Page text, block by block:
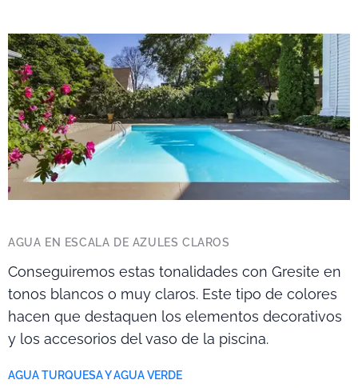
AGUA EN ESCALA DE AZULES CLAROS
Conseguiremos estas tonalidades con Gresite en
tonos blancos o muy claros. Este tipo de colores
hacen que destaquen los elementos decorativos
y los accesorios del vaso de la piscina.
AGUA TURQUESA Y AGUA VERDE